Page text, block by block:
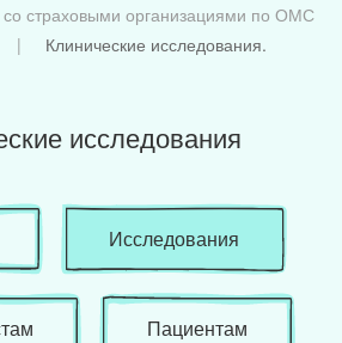
со страховыми организациями по ОМС
Клинические исследования.
исследования
Исследования
Пациентам